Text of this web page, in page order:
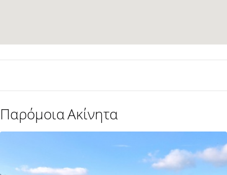
Παρόμοια Ακίνητα